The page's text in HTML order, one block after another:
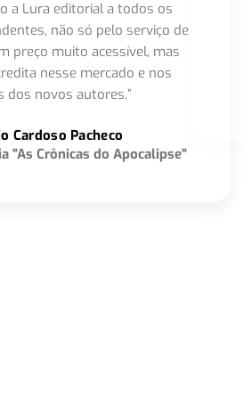
a Lura editorial a todos os
não só pelo serviço de
preço muito acessível, mas
nesse mercado e nos
dos novos autores.”
Cardoso Pacheco
"As Crônicas do Apocalipse"